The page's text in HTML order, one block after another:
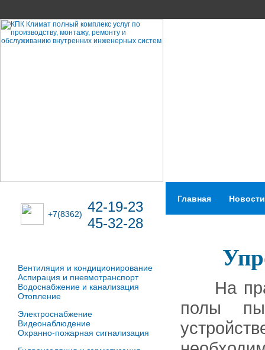
+7(8362)
42-19-23
45-32-28
Главная Новости
Вентиляция и кондиционирование
Аспирация и пневмотранспорт
Водоснабжение и канализация
Отопление
Электроснабжение
Видеонаблюдение
Охранно-пожарная сигнализация
На
полы